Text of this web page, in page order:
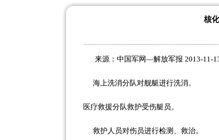
核
来源：中国军网—解放军报 2013-11-
海上洗消分队对舰艇进行洗消。
医疗救援分队救护受伤艇员。
救护人员对伤员进行检测、救治。